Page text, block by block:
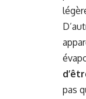
pas